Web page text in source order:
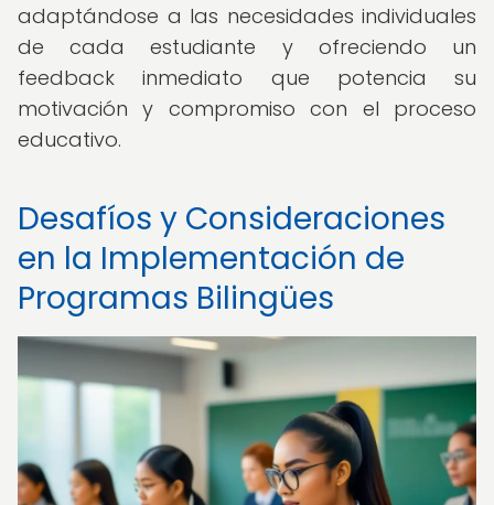
adaptándose a las necesidades individuales
de cada estudiante y ofreciendo un
feedback inmediato que potencia su
motivación y compromiso con el proceso
educativo.
Desafíos y Consideraciones
en la Implementación de
Programas Bilingües